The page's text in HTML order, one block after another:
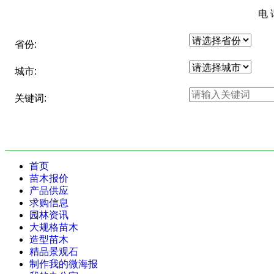
电
省份:
城市:
关键词:
首页
苗木报价
产品供应
求购信息
园林资讯
大规格苗木
造型苗木
精品景观石
制作我的微海报